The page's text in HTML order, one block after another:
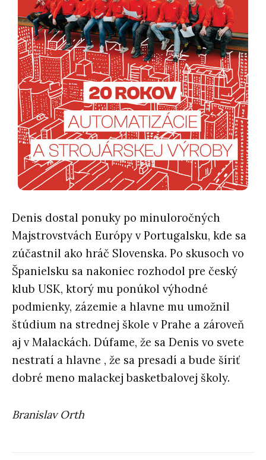
Denis dostal ponuky po minuloročných
Majstrovstvách Európy v Portugalsku, kde sa
zúčastnil ako hráč Slovenska. Po skusoch vo
Španielsku sa nakoniec rozhodol pre český
klub USK, ktorý mu ponúkol výhodné
podmienky, zázemie a hlavne mu umožnil
štúdium na strednej škole v Prahe a zároveň
aj v Malackách. Dúfame, že sa Denis vo svete
nestratí a hlavne , že sa presadí a bude šíriť
dobré meno malackej basketbalovej školy.
Branislav Orth